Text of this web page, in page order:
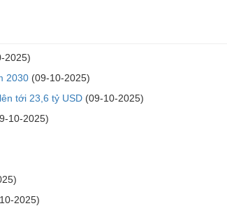
2025)
2030 (09-10-2025)
tới 23,6 tỷ USD (09-10-2025)
10-2025)
2025)